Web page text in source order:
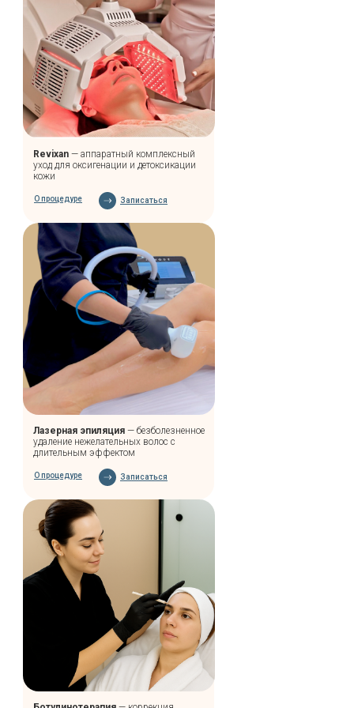
Revixan — аппаратный комплексный
уход для оксигенации и детоксикации
кожи
О процедуре Записаться
Лазерная эпиляция — безболезненное
удаление нежелательных волос с
длительным эффектом
О процедуре Записаться
Лучшие процедуры и рекомендации косметологов
теперь всегда под рукой!
Подписаться на @gudvan_moscow
НОВОСТИ